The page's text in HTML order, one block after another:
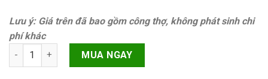
Lưu ý: Giá trên đã bao gồm công thợ, không phát sinh chi
phí khác
Sửa loa (lỗi dây, giữ nguyên face id) iPhone 13 Pro Chính
MUA NGAY